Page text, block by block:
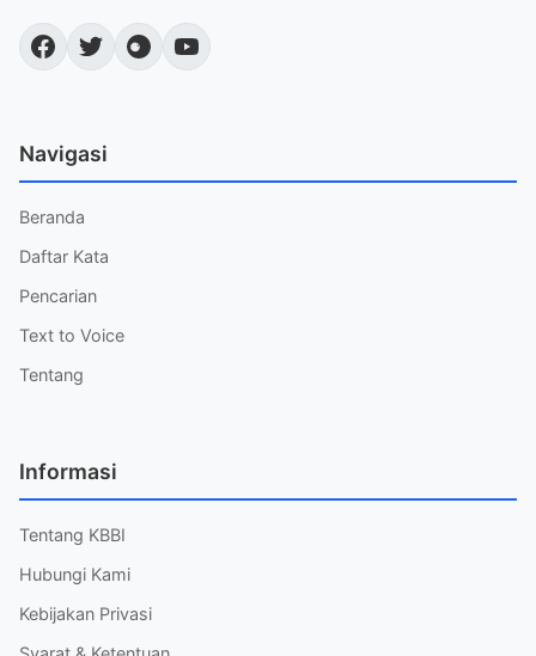
Navigasi
Beranda
Daftar Kata
Pencarian
Text to Voice
Tentang
Informasi
Tentang KBBI
Hubungi Kami
Kebijakan Privasi